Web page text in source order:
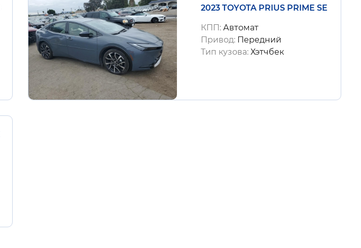
2023 TOYOTA PRIUS PRIME SE
КПП: Автомат
Привод: Передний
Тип кузова: Хэтчбек